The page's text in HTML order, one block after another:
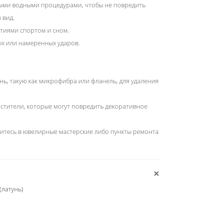
водными процедурами, чтобы не повредить
вид.
спортом и сном.
или намеренных ударов.
такую как микрофибра или фланель, для удаления
которые могут повредить декоративное
в ювелирные мастерские либо пункты ремонта